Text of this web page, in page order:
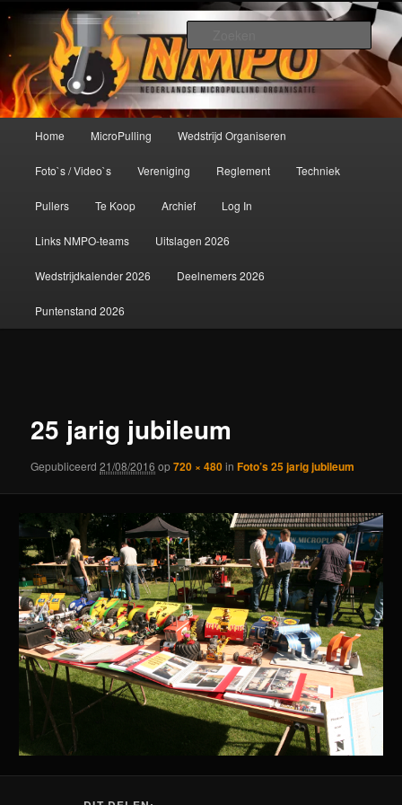
primaire
inhoudNederlandse MicroPulling
Organisatie
De meest krachtige modelbouwsport ter wereld!
Home MicroPulling Wedstrijd Organiseren
Foto`s / Video`s Vereniging Reglement Techniek
Pullers Te Koop Archief Log In
Links NMPO-teams Uitslagen 2026
Wedstrijdkalender 2026 Deelnemers 2026
Puntenstand 2026
25 jarig jubileum
Gepubliceerd21/08/2016 op720 × 480inFoto’s 25 jarig jubileum